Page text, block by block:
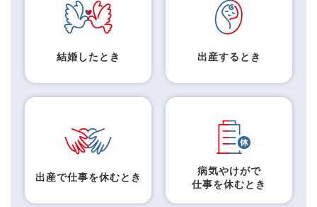
結婚したとき 出産するとき
出産で仕事を休むとき
病気やけがで
仕事を休むとき